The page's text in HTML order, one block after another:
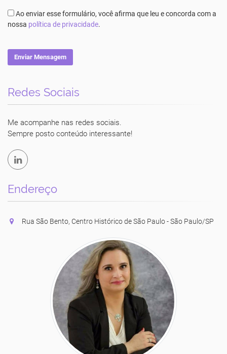
Ao enviar esse formulário, você afirma que leu e concorda com a
nossa política de privacidade.
Enviar Mensagem
Redes Sociais
Me acompanhe nas redes sociais.
Sempre posto conteúdo interessante!
Endereço
Rua São Bento, Centro Histórico de São Paulo - São Paulo/SP